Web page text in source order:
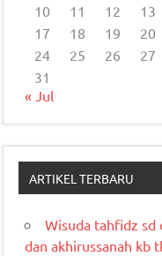
10
11 12 13
17
18 19 20
24
25 26 27
31
« Jul
ARTIKEL TERBARU
Wisuda tahfidz sd
dan akhirussanah kb